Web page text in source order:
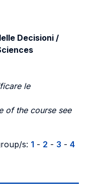
Decisioni /
le
of the course see
s: 1 - 2 - 3 - 4